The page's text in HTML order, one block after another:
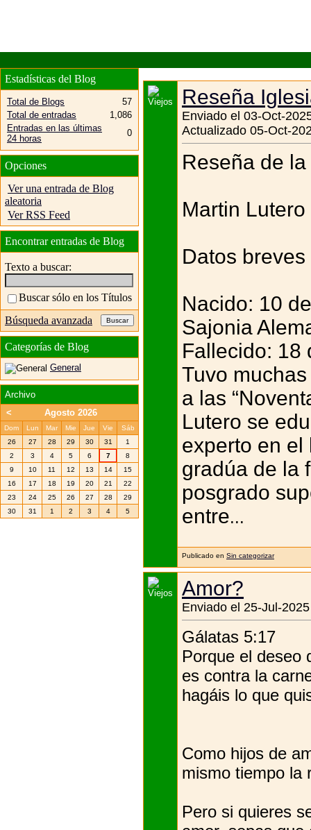
Reseña
Enviado el 03-Oct-
Actualizado 05-Oct-
Reseña de
Martin Lutero
Datos breves
Nacido: 10
Sajonia
Fallecido: 18
Tuvo
a las
Lutero se
experto en el
gradúa de la
posgrado
entre...
Publicado en Sin categorizar
Amor?
Enviado el 25-Jul-
Gálatas 5:17
Porque el deseo
es contra la
hagáis lo que
Como hijos de
mismo tiempo la
Pero si quieres
Estadísticas del Blog
Total de Blogs
57
Total de entradas
1,086
Entradas en las últimas
24 horas
0
Opciones
Ver una entrada de Blog
aleatoria
Ver RSS Feed
Encontrar entradas de Blog
Texto a buscar:
Buscar sólo en los Títulos
Búsqueda avanzada
Categorías de Blog
General
Archivo
<
Agosto 2026
Dom Lun Mar Mie Jue Vie
Sáb
26
27 28 29 30 31
1
2
3 4 5 6 7
8
9
10 11 12 13 14
15
16
17 18 19 20 21
22
23
24 25 26 27 28
29
30
31 1 2 3 4 5